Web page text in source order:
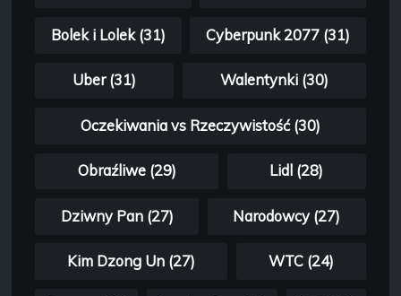
Bolek i Lolek (31) Cyberpunk 2077 (31)
Uber (31) Walentynki (30)
Oczekiwania vs Rzeczywistość (30)
Obraźliwe (29) Lidl (28)
Dziwny Pan (27) Narodowcy (27)
Kim Dzong Un (27) WTC (24)